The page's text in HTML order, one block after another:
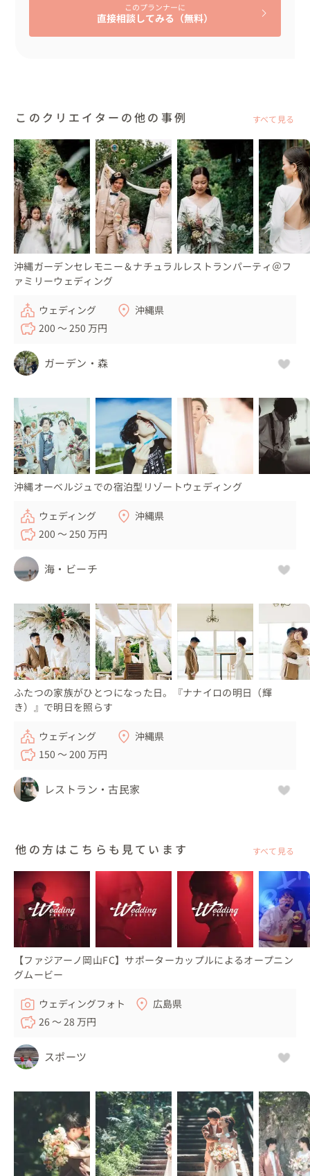
このプランナーに
直接相談してみる（無料）
このクリエイターの他の事例 すべて見る
沖縄ガーデンセレモニー＆ナチュラルレストランパーティ＠フ
ァミリーウェディング
ウェディング
沖縄県
200 〜 250 万円
ガーデン・森
沖縄オーベルジュでの宿泊型リゾートウェディング
ウェディング
沖縄県
200 〜 250 万円
海・ビーチ
ふたつの家族がひとつになった日。『ナナイロの明日（輝
き）』で明日を照らす
ウェディング
沖縄県
150 〜 200 万円
レストラン・古民家
他の方はこちらも見ています すべて見る
【ファジアーノ岡山FC】サポーターカップルによるオープニン
グムービー
ウェディングフォト
広島県
26 〜 28 万円
スポーツ